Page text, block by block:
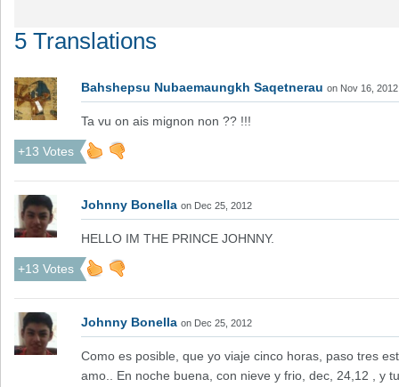
5 Translations
Bahshepsu Nubaemaungkh Saqetnerau on Nov 16, 2012
Ta vu on ais mignon non ?? !!!
+13 Votes
Johnny Bonella on Dec 25, 2012
HELLO IM THE PRINCE JOHNNY.
+13 Votes
Johnny Bonella on Dec 25, 2012
Como es posible, que yo viaje cinco horas, paso tres
amo.. En noche buena, con nieve y frio, dec, 24,12 , y